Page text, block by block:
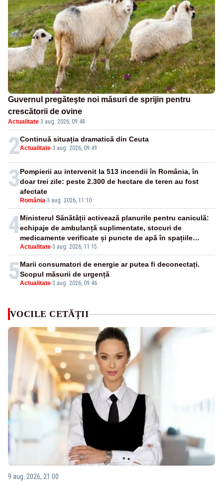
Guvernul pregăteşte noi măsuri de sprijin pentru
crescătorii de ovine
Actualitate·3 aug. 2026, 09:48
2Actualitate-3 aug. 2026, 09:49
Continuă situația dramatică din Ceuta
3
România-3 aug. 2026, 11:10
Pompierii au intervenit la 513 incendii în România, în
doar trei zile: peste 2.300 de hectare de teren au fost
afectate
4
Actualitate-3 aug. 2026, 11:15
Ministerul Sănătății activează planurile pentru caniculă:
echipaje de ambulanță suplimentate, stocuri de
medicamente verificate și puncte de apă în spațiile
publice
5Actualitate-3 aug. 2026, 09:46
Marii consumatori de energie ar putea fi deconectați.
Scopul măsurii de urgență
VOCILE CETĂȚII
9 aug. 2026, 21:00